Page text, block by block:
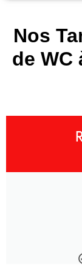
Nos
de WC